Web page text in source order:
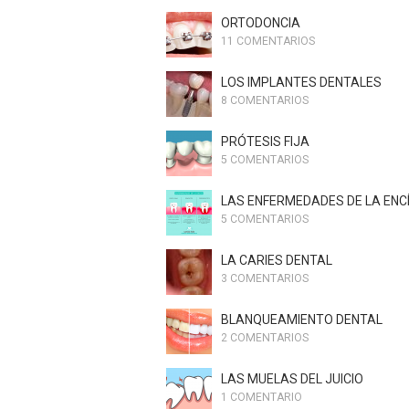
ORTODONCIA
11 COMENTARIOS
LOS IMPLANTES DENTALES
8 COMENTARIOS
PRÓTESIS FIJA
5 COMENTARIOS
LAS ENFERMEDADES DE LA
5 COMENTARIOS
LA CARIES DENTAL
3 COMENTARIOS
BLANQUEAMIENTO DENTAL
2 COMENTARIOS
LAS MUELAS DEL JUICIO
1 COMENTARIO